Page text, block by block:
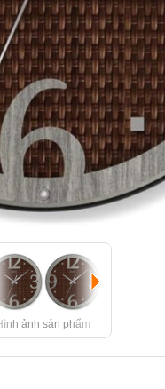
ảnh sản phẩm